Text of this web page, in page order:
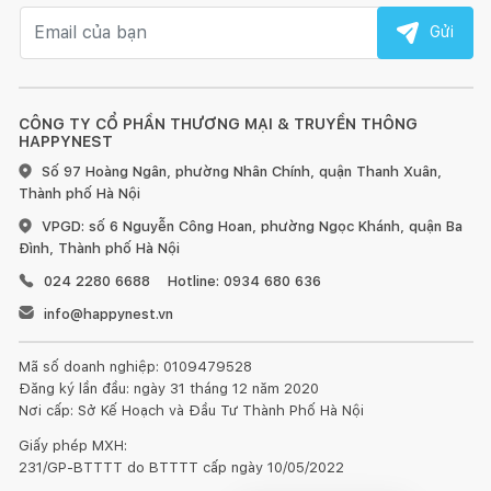
CÔNG TY CỔ PHẦN THƯƠNG MẠI & TRUYỀN THÔNG
HAPPYNEST
Số 97 Hoàng Ngân, phường Nhân Chính, quận Thanh Xuân,
Thành phố Hà Nội
VPGD: số 6 Nguyễn Công Hoan, phường Ngọc Khánh, quận Ba
Đình, Thành phố Hà Nội
024 2280 6688
Hotline: 0934 680 636
info@happynest.vn
Mã số doanh nghiệp: 0109479528
Đăng ký lần đầu: ngày 31 tháng 12 năm 2020
Nơi cấp: Sở Kế Hoạch và Đầu Tư Thành Phố Hà Nội
Giấy phép MXH:
231/GP-BTTTT do BTTTT cấp ngày 10/05/2022
Gửi